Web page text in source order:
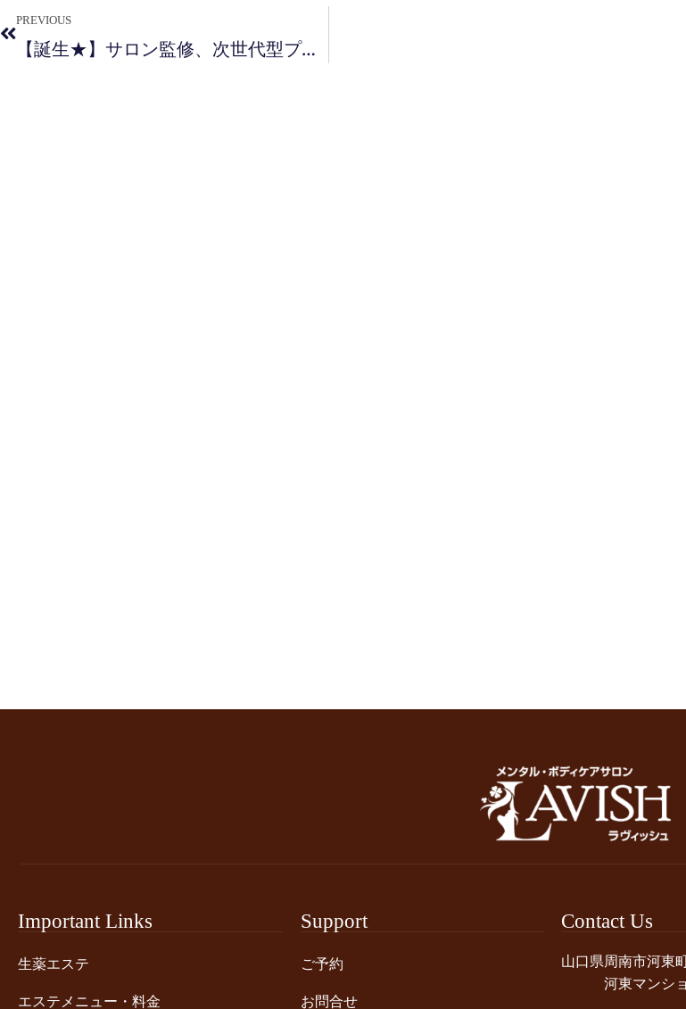
PREVIOUS
【誕生★】サロン監修、次世代型プレミアム入浴剤！
Important Links
生薬エステ
エステメニュー・料金
Support
ご予約
お問合せ
Contact Us
山口県周南市河東
河東マンショ